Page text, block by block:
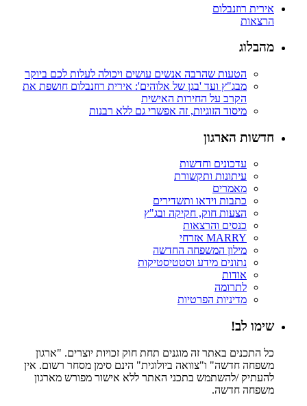
אירית רוזנבלום
הרצאות
מהבלוג
הטעות שהרבה אנשים עושים ויכולה לעלות לכם ביוקר
מבג"ץ ועד 'בגן של אלוהים': אירית רוזנבלום חושפת את
הקרב על החירות האישית
מיסוד הזוגיות, זה אפשרי גם ללא רבנות
חדשות הארגון
עדכונים וחדשות
עיתונות ותקשורת
מאמרים
כתבות וידאו ותשדירים
הצעות חוק, חקיקה ובג"ץ
כנסים והרצאות
MARRY אזרחי
מילון המשפחה החדשה
נתונים מידע וסטטיסטיקות
אודות
לתרומה
מדיניות הפרטיות
שימו לב!
כל התכנים באתר זה מוגנים תחת חוק זכויות יוצרים. "ארגון
משפחה חדשה" ו"צוואה ביולוגית" הינם סימן מסחר רשום. אין
להעתיק /להשתמש בתכני האתר ללא אישור מפורש מארגון
משפחה חדשה.